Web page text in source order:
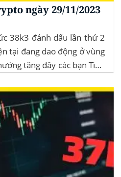
ngày 29/11/2023
38k3 đánh dấu lần thứ 2
tại đang dao động ở vùng
tăng đây các bạn Tình